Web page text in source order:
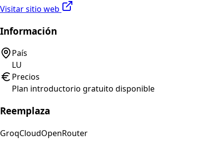
Visitar sitio web
Información
País
LU
Precios
Plan introductorio gratuito disponible
Reemplaza
GroqCloudOpenRouter